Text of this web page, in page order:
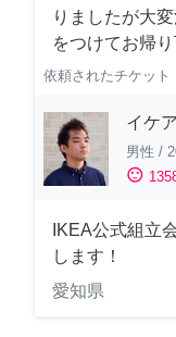
りましたが大
をつけてお帰り
依頼されたチケット
イケ
男性 /
sentiment_satisfied
IKEA公式組立
します！
愛知県